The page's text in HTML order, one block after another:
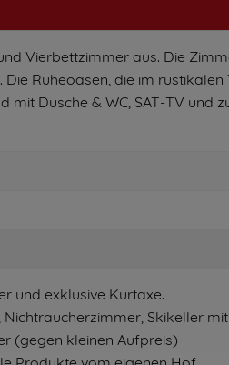
Vierbettzimmer aus. Die
Ruheoasen, die im
Dusche & WC, SAT-TV und
und exklusive Kurtaxe.
Skikeller
(gegen kleinen Aufpreis)